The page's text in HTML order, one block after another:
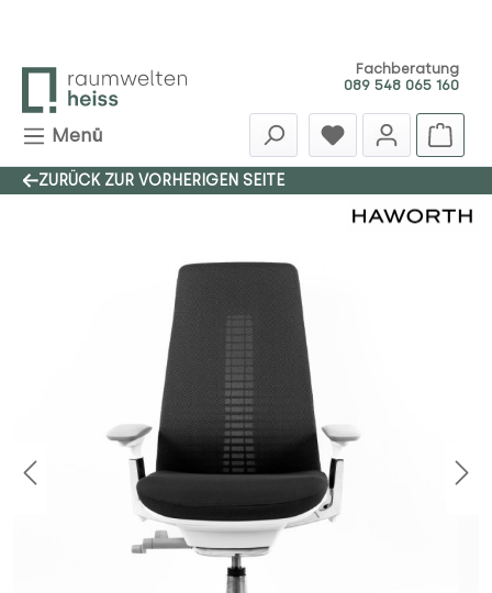
Fachberatung
089 548 065 160
Menü
ZURÜCK ZUR VORHERIGEN SEITE